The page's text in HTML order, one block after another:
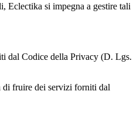
Eclectika si impegna a gestire tali
dal Codice della Privacy (D. Lgs.
di fruire dei servizi forniti dal